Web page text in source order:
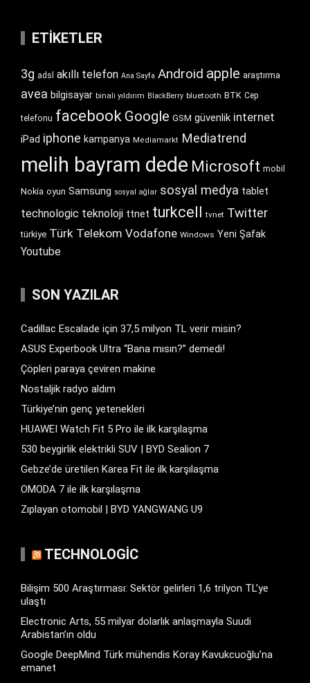
ETIKETLER
3g adsl akıllı telefon Ana Sayfa Android apple araştırma
avea bilgisayar binali yıldırım BlackBerry bluetooth BTK Cep
telefonu facebook Google GSM güvenlik internet
iPad iphone kampanya Mediamarkt Mediatrend
melih bayram dede Microsoft mobil
Nokia oyun Samsung sosyal ağlar sosyal medya tablet
technologic teknoloji ttnet turkcell tvnet Twitter
türkiye Türk Telekom Vodafone Windows Yeni Şafak
Youtube
SON YAZILAR
Cadillac Escalade için 37,5 milyon TL verir misin?
ASUS Experbook Ultra “Bana mısın?” demedi!
Çöpleri paraya çeviren makine
Nostaljik radyo aldım
Türkiye’nin genç yetenekleri
HUAWEI Watch Fit 5 Pro ile ilk karşılaşma
530 beygirlik elektrikli SUV | BYD Sealion 7
Gebze’de üretilen Karea Fit ile ilk karşılaşma
OMODA 7 ile ilk karşılaşma
Zıplayan otomobil | BYD YANGWANG U9
TECHNOLOGIC
Bilişim 500 Araştırması: Sektör gelirleri 1,6 trilyon TL’ye
ulaştı
Electronic Arts, 55 milyar dolarlık anlaşmayla Suudi
Arabistan’ın oldu
Google DeepMind Türk mühendis Koray Kavukcuoğlu’na
emanet